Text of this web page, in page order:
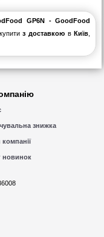
GP6N - GoodFood
з доставкоювКиїв
знижка
новинок